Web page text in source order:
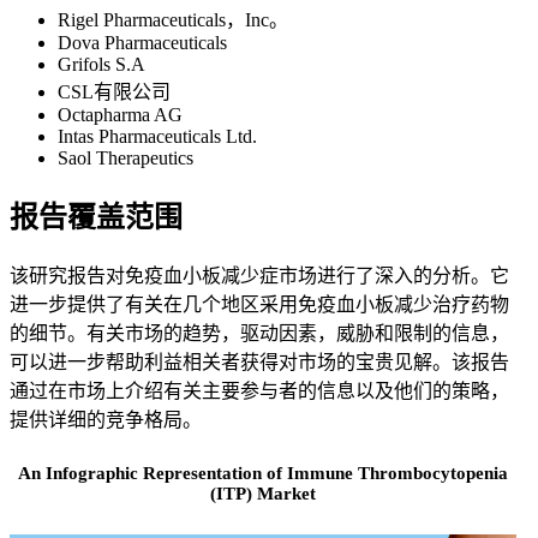
Rigel Pharmaceuticals，Inc。
Dova Pharmaceuticals
Grifols S.A
CSL有限公司
Octapharma AG
Intas Pharmaceuticals Ltd.
Saol Therapeutics
报告覆盖范围
该研究报告对免疫血小板减少症市场进行了深入的分析。它
进一步提供了有关在几个地区采用免疫血小板减少治疗药物
的细节。有关市场的趋势，驱动因素，威胁和限制的信息，
可以进一步帮助利益相关者获得对市场的宝贵见解。该报告
通过在市场上介绍有关主要参与者的信息以及他们的策略，
提供详细的竞争格局。
An Infographic Representation of Immune Thrombocytopenia
(ITP) Market